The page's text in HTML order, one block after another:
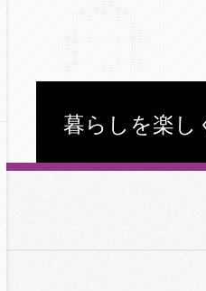
暮らしを楽し